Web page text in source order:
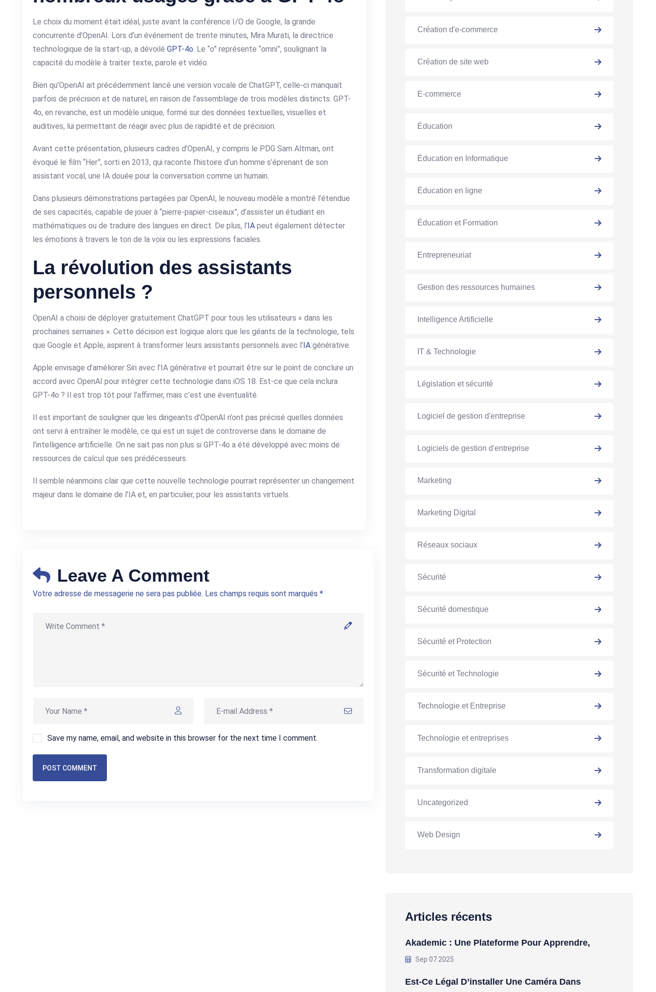
Le choix du moment était idéal, juste avant la conférence I/O de Google, la grande
concurrente d’OpenAI. Lors d’un événement de trente minutes, Mira Murati, la directrice
technologique de la start-up, a dévoilé GPT-4o. Le “o” représente “omni”, soulignant la
capacité du modèle à traiter texte, parole et vidéo.
Bien qu’OpenAI ait précédemment lancé une version vocale de ChatGPT, celle-ci manquait
parfois de précision et de naturel, en raison de l’assemblage de trois modèles distincts. GPT-
4o, en revanche, est un modèle unique, formé sur des données textuelles, visuelles et
auditives, lui permettant de réagir avec plus de rapidité et de précision.
Avant cette présentation, plusieurs cadres d’OpenAI, y compris le PDG Sam Altman, ont
évoqué le film “Her”, sorti en 2013, qui raconte l’histoire d’un homme s’éprenant de son
assistant vocal, une IA douée pour la conversation comme un humain.
Dans plusieurs démonstrations partagées par OpenAI, le nouveau modèle a montré l’étendue
de ses capacités, capable de jouer à “pierre-papier-ciseaux”, d’assister un étudiant en
mathématiques ou de traduire des langues en direct. De plus, l’IA peut également détecter
les émotions à travers le ton de la voix ou les expressions faciales.
La révolution des assistants
personnels ?
OpenAI a choisi de déployer gratuitement ChatGPT pour tous les utilisateurs « dans les
prochaines semaines ». Cette décision est logique alors que les géants de la technologie, tels
que Google et Apple, aspirent à transformer leurs assistants personnels avec l’IA générative.
Apple envisage d’améliorer Siri avec l’IA générative et pourrait être sur le point de conclure un
accord avec OpenAI pour intégrer cette technologie dans iOS 18. Est-ce que cela inclura
GPT-4o ? Il est trop tôt pour l’affirmer, mais c’est une éventualité.
Il est important de souligner que les dirigeants d’OpenAI n’ont pas précisé quelles données
ont servi à entraîner le modèle, ce qui est un sujet de controverse dans le domaine de
l’intelligence artificielle. On ne sait pas non plus si GPT-4o a été développé avec moins de
ressources de calcul que ses prédécesseurs.
Il semble néanmoins clair que cette nouvelle technologie pourrait représenter un changement
majeur dans le domaine de l’IA et, en particulier, pour les assistants virtuels.
Leave A Comment
Votre adresse de messagerie ne sera pas publiée. Les champs requis sont marqués *
Save my name, email, and website in this browser for the next time I comment.
POST COMMENT
Création d'e-commerce
Création de site web
E-commerce
Éducation
Éducation en Informatique
Éducation en ligne
Éducation et Formation
Entrepreneuriat
Gestion des ressources humaines
Intelligence Artificielle
IT & Technologie
Législation et sécurité
Logiciel de gestion d'entreprise
Logiciels de gestion d'entreprise
Marketing
Marketing Digital
Réseaux sociaux
Sécurité
Sécurité domestique
Sécurité et Protection
Sécurité et Technologie
Technologie et Entreprise
Technologie et entreprises
Transformation digitale
Uncategorized
Web Design
Articles récents
Akademic : Une Plateforme Pour Apprendre,
Sep 07 2025
Est-Ce Légal D’installer Une Caméra Dans